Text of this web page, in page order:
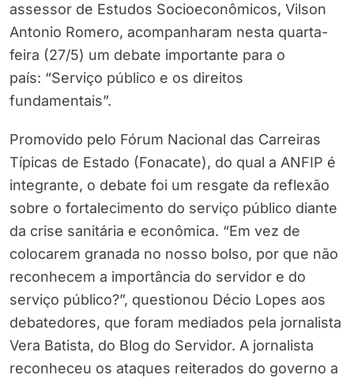
assessor de Estudos Socioeconômicos, Vilson
Antonio Romero, acompanharam nesta quarta-
feira (27/5) um debate importante para o
país: “Serviço público e os direitos
fundamentais”.
Promovido pelo Fórum Nacional das Carreiras
Típicas de Estado (Fonacate), do qual a ANFIP é
integrante, o debate foi um resgate da reflexão
sobre o fortalecimento do serviço público diante
da crise sanitária e econômica. “Em vez de
colocarem granada no nosso bolso, por que não
reconhecem a importância do servidor e do
serviço público?”, questionou Décio Lopes aos
debatedores, que foram mediados pela jornalista
Vera Batista, do Blog do Servidor. A jornalista
reconheceu os ataques reiterados do governo a